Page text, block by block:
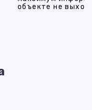
объекте не